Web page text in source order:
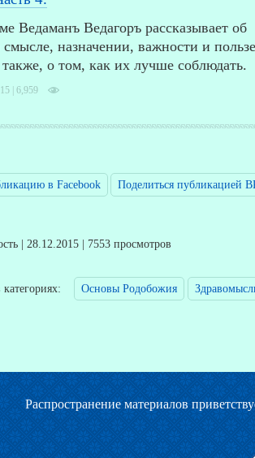
Ведаманъ Ведагоръ рассказывает об
смысле, назначении, важности и пользе
о том, как их лучше соблюдать.
| 6,959
в Facebook Поделиться публикацией
| 28.12.2015 | 7553 просмотров
категориях: Основы Родобожия
Распространение материалов